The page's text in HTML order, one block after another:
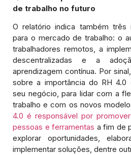
de trabalho no futuro
O relatório indica também três
para o mercado de trabalho: o
trabalhadores remotos, a
descentralizadas e a
aprendizagem contínua. Por
sobre a importância do RH 4.0
seu negócio, para lidar com a
trabalho e com os novos
4.0 é responsável por
pessoas e ferramentas a fim de
explorar oportunidades,
implementar soluções, dentre